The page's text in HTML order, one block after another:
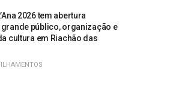
2026 tem abertura
público, organização e
cultura em Riachão das